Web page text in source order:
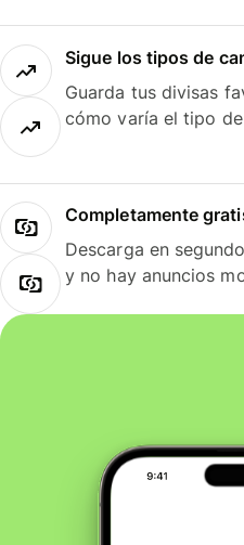
Sigue los tipos de
Guarda tus divisas
cómo varía el tipo
Completamente
Descarga en
y no hay anuncios